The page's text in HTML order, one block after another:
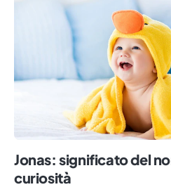
Jonas: significato del
curiosità